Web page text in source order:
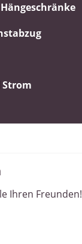
Ihren Freunden!